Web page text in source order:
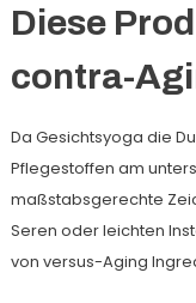
Diese
contra-
Da Gesichtsyoga die
Pflegestoffen am
maßstabsgerechte
Seren oder leichten
von versus-Aging